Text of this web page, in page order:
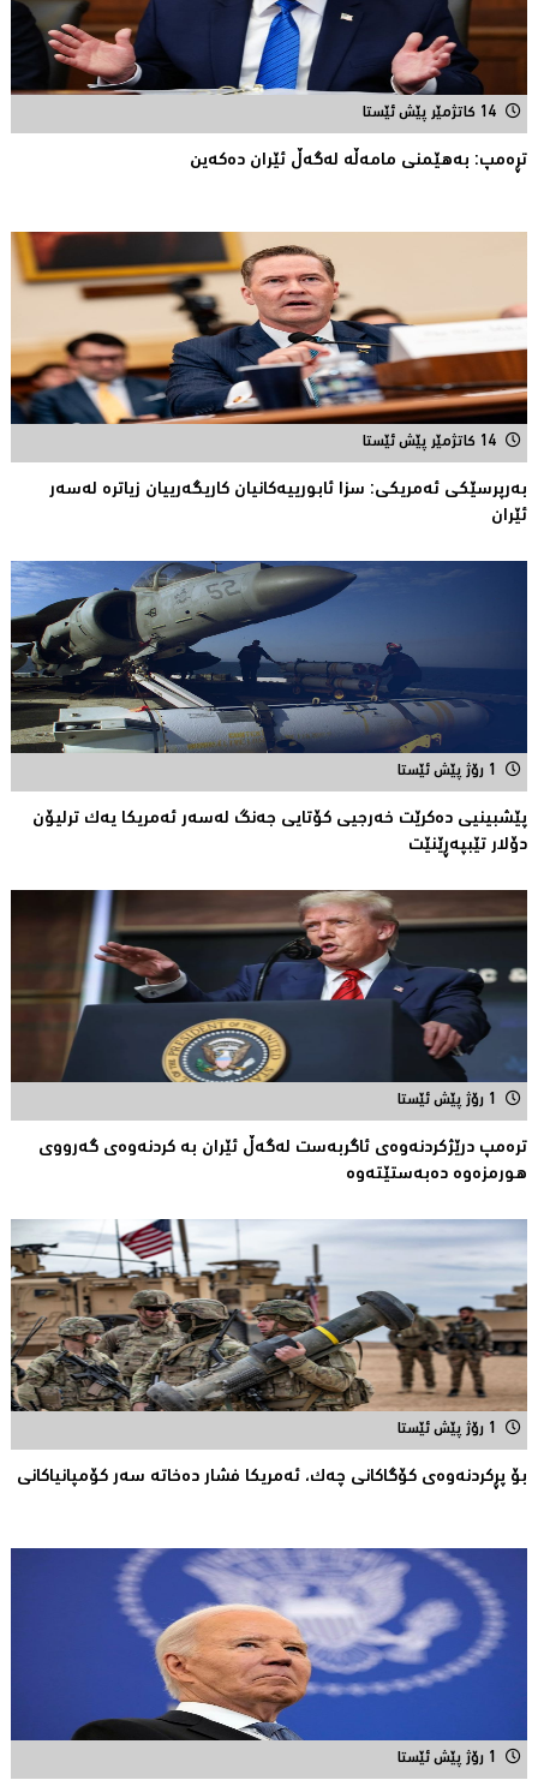
14 کاتژمێر پێش ئێستا
تڕەمپ: بەهێمنى مامەڵە لەگەڵ ئێران دەکەین
14 کاتژمێر پێش ئێستا
به‌رپرسێكی ئه‌مریكی: سزا ئابورییه‌كانیان كاریگه‌رییان زیاتره‌ له‌سه‌ر
ئێران
1 رۆژ پێش ئێستا
پێشبینیی دەكرێت خەرجیی كۆتایی جەنگ لەسەر ئەمریكا یەك ترلیۆن
دۆلار تێبپەڕێنێت
1 رۆژ پێش ئێستا
ترەمپ درێژكردنەوەی ئاگربەست لەگەڵ ئێران بە كردنەوەی گەرووی
هورمزەوە دەبەستێتەوە
1 رۆژ پێش ئێستا
بۆ پڕكردنەوەی كۆگاكانی چەك، ئەمریکا فشار دەخاتە سەر كۆمپانیاكانى
1 رۆژ پێش ئێستا